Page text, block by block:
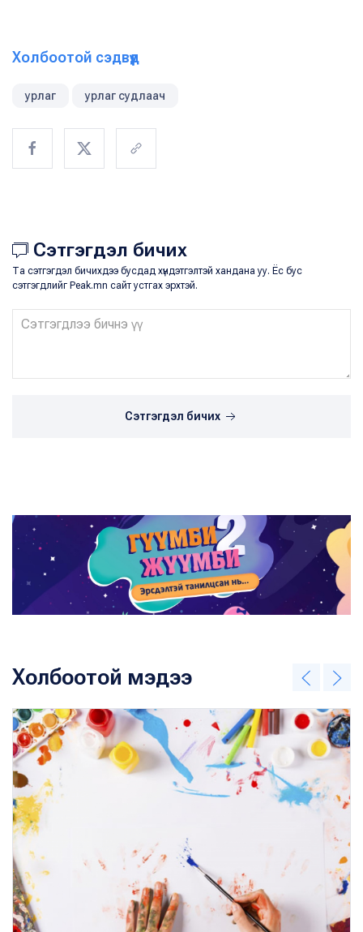
Холбоотой сэдвүүд
урлаг урлаг судлаач
Сэтгэгдэл бичих
Та сэтгэгдэл бичихдээ бусдад хүндэтгэлтэй хандана уу. Ёс бус
сэтгэгдлийг Peak.mn сайт устгах эрхтэй.
Сэтгэгдэл бичих
Холбоотой мэдээ